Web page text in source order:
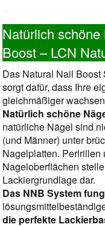
Natürlich
Boost – LCN
Das Natural Nail
sorgt dafür, dass Ihre
gleichmäßiger
Natürlich schöne
natürliche Nägel sind
(und Männer) unter
Nagelplatten.
Nageloberflächen
Lackiergrundlage dar.
Das NNB System
die perfekte